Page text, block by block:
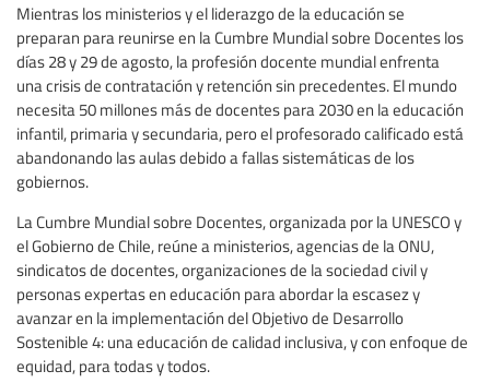
Mientras los ministerios y el liderazgo de la educación se
preparan para reunirse en la Cumbre Mundial sobre Docentes los
días 28 y 29 de agosto, la profesión docente mundial enfrenta
una crisis de contratación y retención sin precedentes. El mundo
necesita 50 millones más de docentes para 2030 en la educación
infantil, primaria y secundaria, pero el profesorado calificado está
abandonando las aulas debido a fallas sistemáticas de los
gobiernos.
La Cumbre Mundial sobre Docentes, organizada por la UNESCO y
el Gobierno de Chile, reúne a ministerios, agencias de la ONU,
sindicatos de docentes, organizaciones de la sociedad civil y
personas expertas en educación para abordar la escasez y
avanzar en la implementación del Objetivo de Desarrollo
Sostenible 4: una educación de calidad inclusiva, y con enfoque de
equidad, para todas y todos.